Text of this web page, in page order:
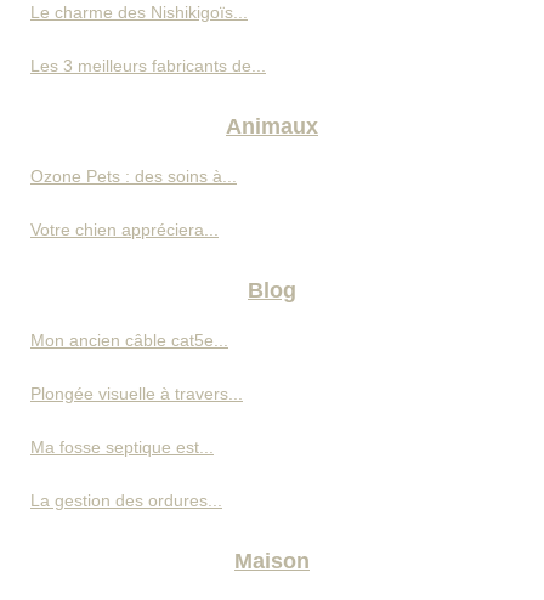
Le charme des Nishikigoïs...
Les 3 meilleurs fabricants de...
Animaux
Ozone Pets : des soins à...
Votre chien appréciera...
Blog
Mon ancien câble cat5e...
Plongée visuelle à travers...
Ma fosse septique est...
La gestion des ordures...
Maison